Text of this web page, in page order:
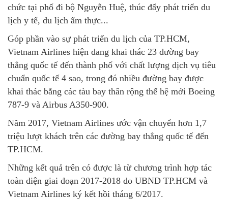
chức tại phố đi bộ Nguyễn Huệ, thúc đẩy phát triển du
lịch y tế, du lịch ẩm thực...
Góp phần vào sự phát triển du lịch của TP.HCM,
Vietnam Airlines hiện đang khai thác 23 đường bay
thẳng quốc tế đến thành phố với chất lượng dịch vụ tiêu
chuẩn quốc tế 4 sao, trong đó nhiều đường bay được
khai thác bằng các tàu bay thân rộng thế hệ mới Boeing
787-9 và Airbus A350-900.
Năm 2017, Vietnam Airlines ước vận chuyển hơn 1,7
triệu lượt khách trên các đường bay thẳng quốc tế đến
TP.HCM.
Những kết quả trên có được là từ chương trình hợp tác
toàn diện giai đoạn 2017-2018 do UBND TP.HCM và
Vietnam Airlines ký kết hồi tháng 6/2017.